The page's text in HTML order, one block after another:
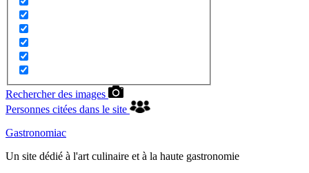
Rechercher des images
Personnes citées dans le site
Gastronomiac
Un site dédié à l'art culinaire et à la haute gastronomie